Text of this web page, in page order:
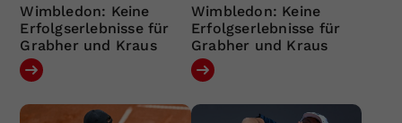
Wimbledon: Keine
Erfolgserlebnisse für
Grabher und Kraus
Wimbledon: Keine
Erfolgserlebnisse für
Grabher und Kraus